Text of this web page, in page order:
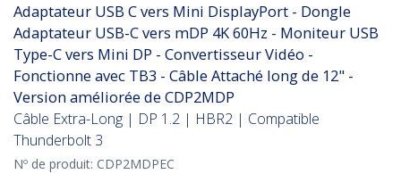
Adaptateur USB C vers Mini DisplayPort - Dongle
Adaptateur USB-C vers mDP 4K 60Hz - Moniteur USB
Type-C vers Mini DP - Convertisseur Vidéo -
Fonctionne avec TB3 - Câble Attaché long de 12" -
Version améliorée de CDP2MDP
Câble Extra-Long | DP 1.2 | HBR2 | Compatible
Thunderbolt 3
Nº de produit: CDP2MDPEC